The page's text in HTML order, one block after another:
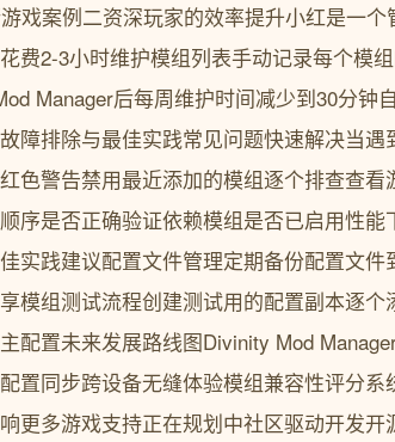
戏案例二资深玩家的效率提升小红是一个
费2-3小时维护模组列表手动记录每个模
Manager后每周维护时间减少到30分钟
障排除与最佳实践常见问题快速解决当遇
色警告禁用最近添加的模组逐个排查查
序是否正确验证依赖模组是否已启用性能
实践建议配置文件管理定期备份配置文
模组测试流程创建测试用的配置副本逐
配置未来发展路线图Divinity Mod
置同步跨设备无缝体验模组兼容性评分系
更多游戏支持正在规划中社区驱动开发开